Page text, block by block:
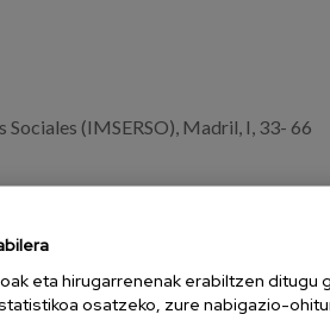
Sociales (IMSERSO), Madril, I, 33- 66
OSOA
eta hirugarrenenak erabiltzen ditugu
osatzeko, zure nabigazio-